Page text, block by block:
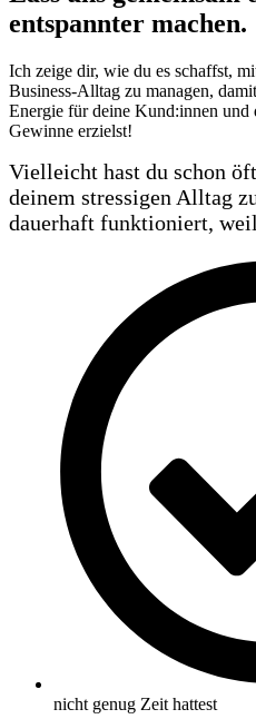
entspannter machen.
Ich zeige dir, wie du es schaffst,
Business-Alltag zu managen,
Energie für deine Kund:innen und
Gewinne erzielst!
Vielleicht hast du schon
deinem stressigen Alltag
dauerhaft funktioniert,
nicht genug Zeit hattest